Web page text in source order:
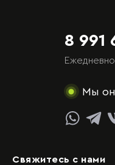
8 991
Мы
Свяжитесь с нами